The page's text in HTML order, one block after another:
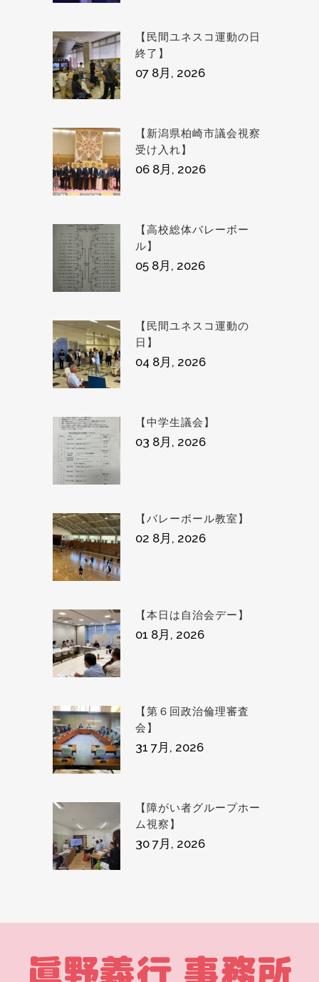
【民間ユネスコ運動の日
終了】
07 8月, 2026
【新潟県柏崎市議会視察
受け入れ】
06 8月, 2026
【高校総体バレーボー
ル】
05 8月, 2026
【民間ユネスコ運動の
日】
04 8月, 2026
【中学生議会】
03 8月, 2026
【バレーボール教室】
02 8月, 2026
【本日は自治会デー】
01 8月, 2026
【第６回政治倫理審査
会】
31 7月, 2026
【障がい者グループホー
ム視察】
30 7月, 2026
眞野義行 事務所